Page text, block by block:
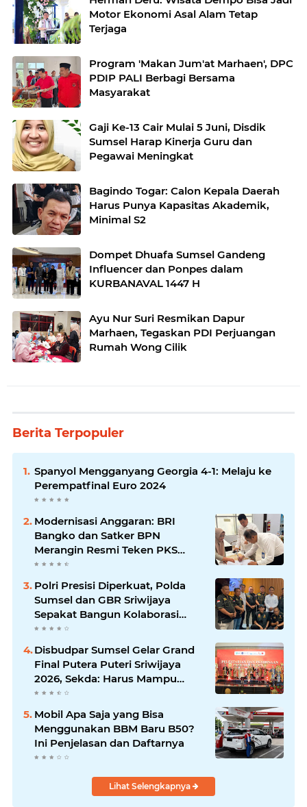
Motor Ekonomi Asal Alam Tetap
Terjaga
Program 'Makan Jum'at Marhaen', DPC
PDIP PALI Berbagi Bersama
Masyarakat
Gaji Ke-13 Cair Mulai 5 Juni, Disdik
Sumsel Harap Kinerja Guru dan
Pegawai Meningkat
Bagindo Togar: Calon Kepala Daerah
Harus Punya Kapasitas Akademik,
Minimal S2
Dompet Dhuafa Sumsel Gandeng
Influencer dan Ponpes dalam
KURBANAVAL 1447 H
Ayu Nur Suri Resmikan Dapur
Marhaen, Tegaskan PDI Perjuangan
Rumah Wong Cilik
Berita Terpopuler
Spanyol Mengganyang Georgia 4-1: Melaju ke
Perempatfinal Euro 2024
Modernisasi Anggaran: BRI
Bangko dan Satker BPN
Merangin Resmi Teken PKS
Penerbitan KKP
Polri Presisi Diperkuat, Polda
Sumsel dan GBR Sriwijaya
Sepakat Bangun Kolaborasi
untuk Kamtibmas
Disbudpar Sumsel Gelar Grand
Final Putera Puteri Sriwijaya
2026, Sekda: Harus Mampu
Bawa Sumsel Go Internasional
Mobil Apa Saja yang Bisa
Menggunakan BBM Baru B50?
Ini Penjelasan dan Daftarnya
Lihat Selengkapnya